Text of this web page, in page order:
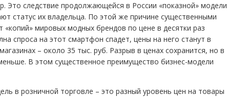
Это следствие продолжающейся в России «показной» модели
статус их владельца. По этой же причине существенными
мировых модных брендов по цене в десятки раз
спроса на этот смартфон спадет, цены на него станут в
– около 35 тыс. руб. Разрыв в ценах сохранится, но в
В этом существенное преимущество бизнес-модели
в розничной торговле – это разный уровень цен на товары